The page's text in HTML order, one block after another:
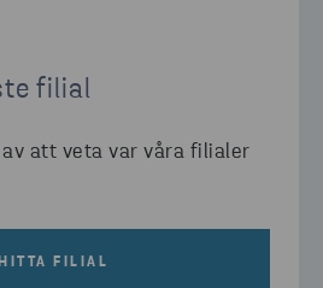
filial
att veta var våra filialer
HITTA FILIAL